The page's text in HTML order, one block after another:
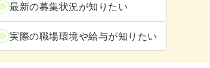
最新の募集状況が知りたい
実際の職場環境や給与が知りたい